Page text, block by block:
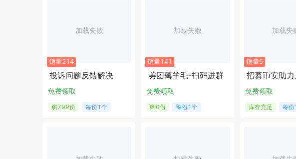
加载失败
销量214
投诉问题反馈解决
免费领取
剩799份 每份1个
加载失败
销量141
美团薅羊毛-扫码进群
免费领取
剩0份 每份1个
加载失
销量5
免费领取
库存充足 每份